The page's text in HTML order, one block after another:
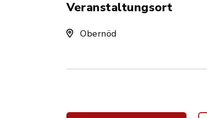
Veranstaltungsort
Obernöd